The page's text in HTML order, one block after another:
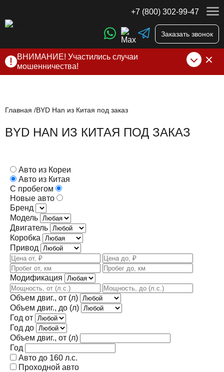
+7 (800) 302-99-47
Заказать звонок
ВНИМАНИЕ! Участились случаи
мошенничества!
нами по официальнымконтактам
Главная BYD Han из Китая под заказ
BYD HAN ИЗ КИТАЯ ПОД ЗАКАЗ
Авто из Кореи
Авто из Китая
С пробегом
Новые авто
Бренд
Модель
Двигатель
Коробка
Привод
Модификация
Объем двиг., от (л)
Объем двиг., до (л)
Год от
Год до
Объем двиг., от (л)
Год
Авто до 160 л.с.
Проходной авто